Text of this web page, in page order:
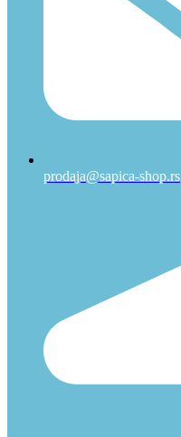
prodaja@sapica-shop.rs